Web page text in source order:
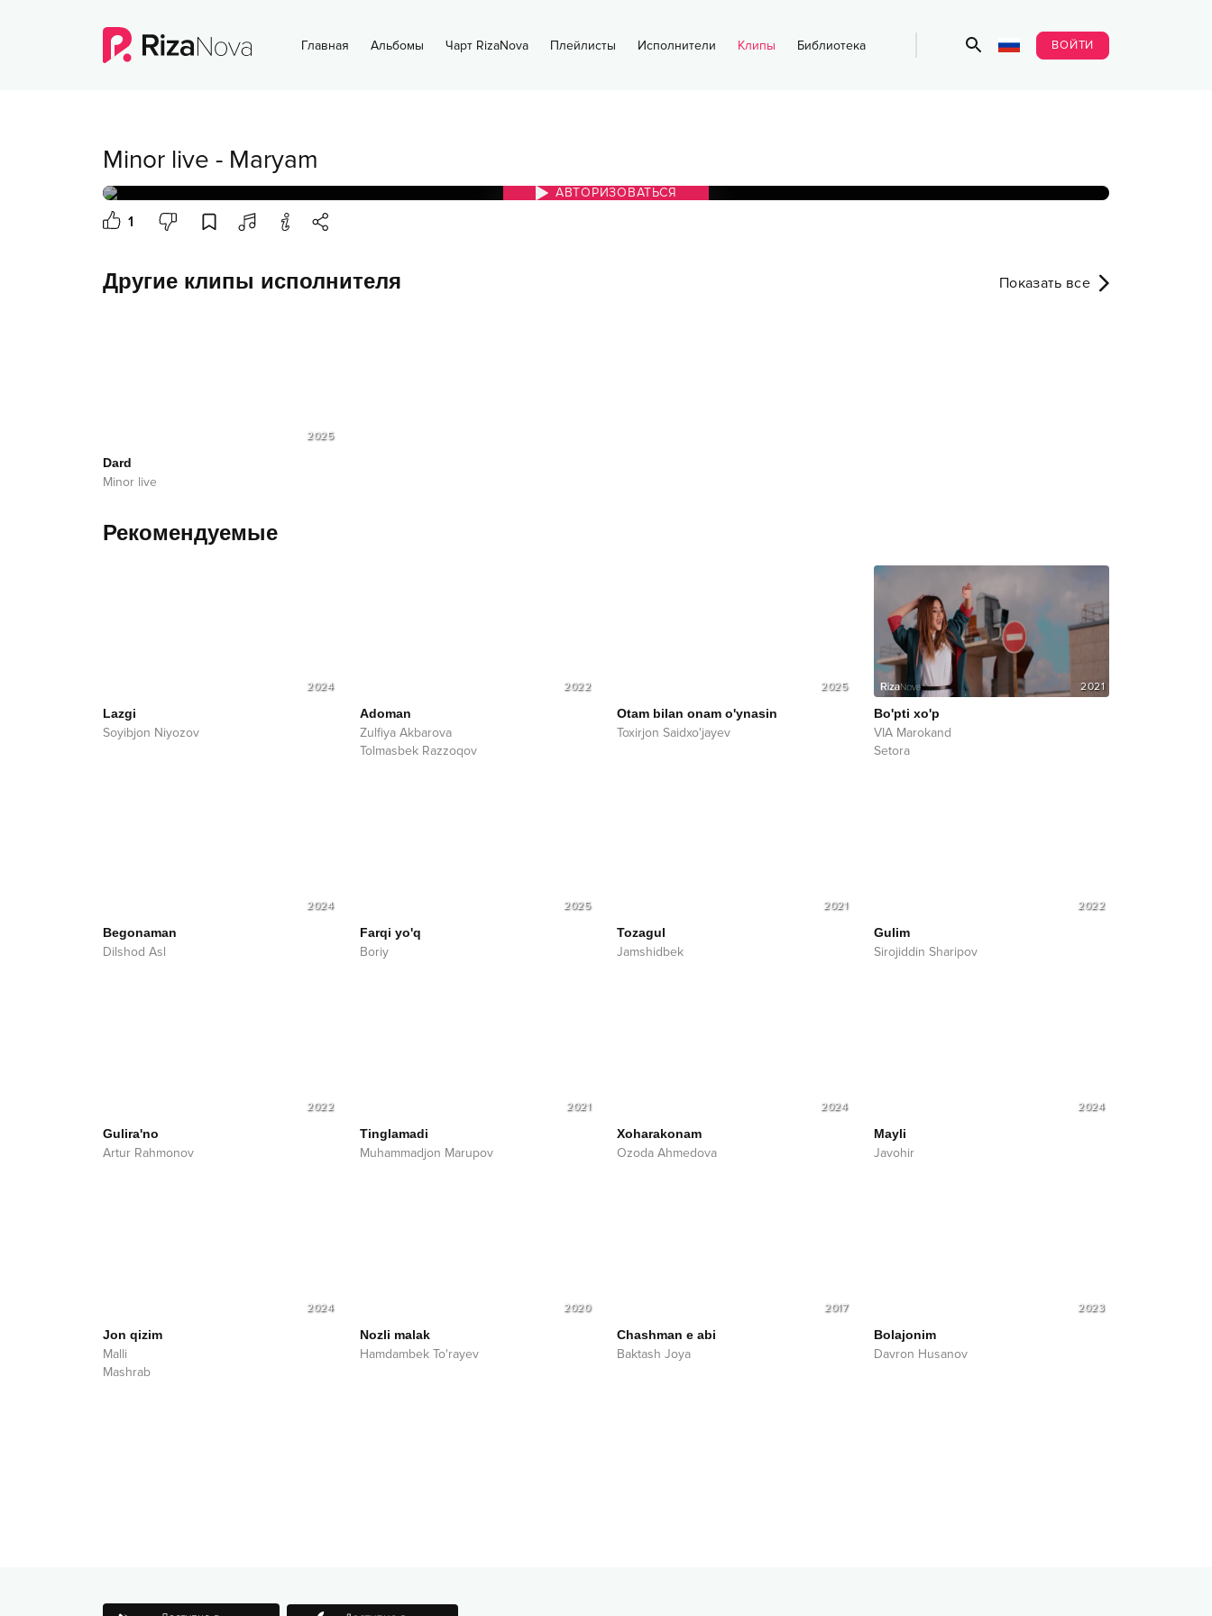
Главная Альбомы Чарт RizaNova Плейлисты Исполнители Клипы Библиотека ВОЙТИ
Minor live - Maryam
АВТОРИЗОВАТЬСЯ
1
Другие клипы исполнителя Показать все
2025
Dard
Minor live
Рекомендуемые
2024
Lazgi
Soyibjon Niyozov
2022
Adoman
Zulfiya Akbarova
Tolmasbek Razzoqov
2025
Otam bilan onam o'ynasin
Toxirjon Saidxo'jayev
2021
Bo'pti xo'p
VIA Marokand
Setora
2024
Begonaman
Dilshod Asl
2025
Farqi yo'q
Boriy
2021
Tozagul
Jamshidbek
2022
Gulim
Sirojiddin Sharipov
2022
Gulira'no
Artur Rahmonov
2021
Tinglamadi
Muhammadjon Marupov
2024
Xoharakonam
Ozoda Ahmedova
2024
Mayli
Javohir
2024
Jon qizim
Malli
Mashrab
2020
Nozli malak
Hamdambek To'rayev
2017
Chashman e abi
Baktash Joya
2023
Bolajonim
Davron Husanov